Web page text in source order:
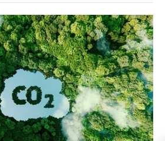
hình thành thị trường sản
và tín chỉ carbon trong nông